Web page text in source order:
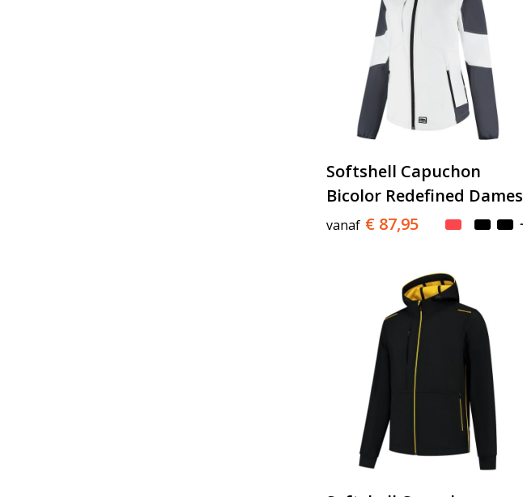
Softshell Capuchon
Bicolor Redefined Dames
vanaf € 87,95